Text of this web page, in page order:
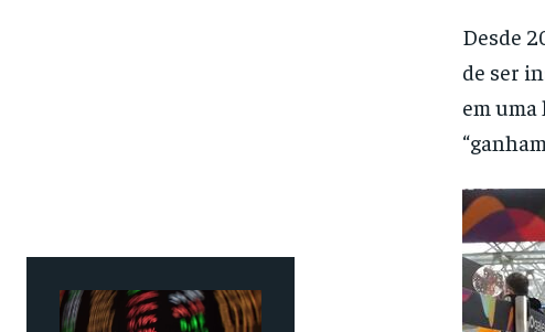
Desde
de ser
em uma